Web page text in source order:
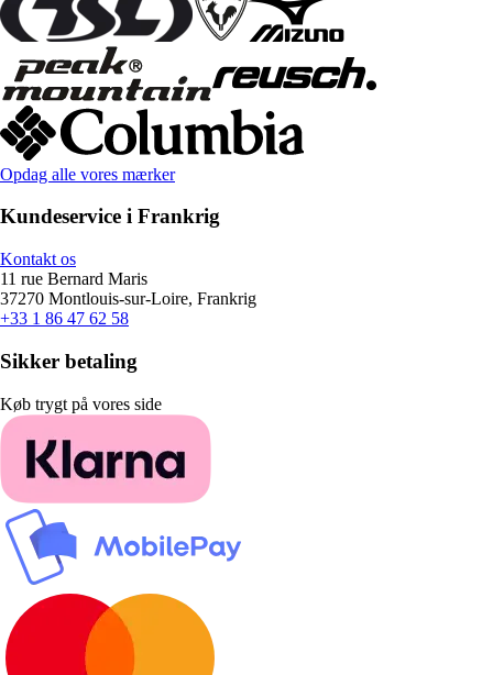
Opdag alle vores mærker
Kundeservice i Frankrig
Kontakt os
11 rue Bernard Maris
37270 Montlouis-sur-Loire, Frankrig
+33 1 86 47 62 58
Sikker betaling
Køb trygt på vores side